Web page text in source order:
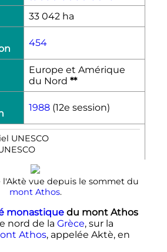
33 042 ha
454
Europe et Amérique
du Nord **
1988 (12e session)
UNESCO
l'Aktè vue depuis le sommet du
mont Athos.
monastiquedu mont Athos
nord de la Grèce, sur la
Athos, appelée Aktè, en